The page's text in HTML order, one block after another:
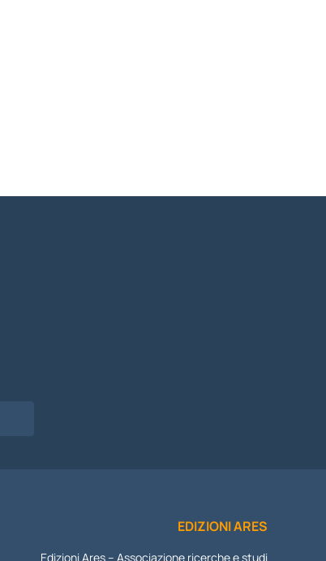
EDIZIONI ARES
Edizioni Ares – Associazione ricerche e studi